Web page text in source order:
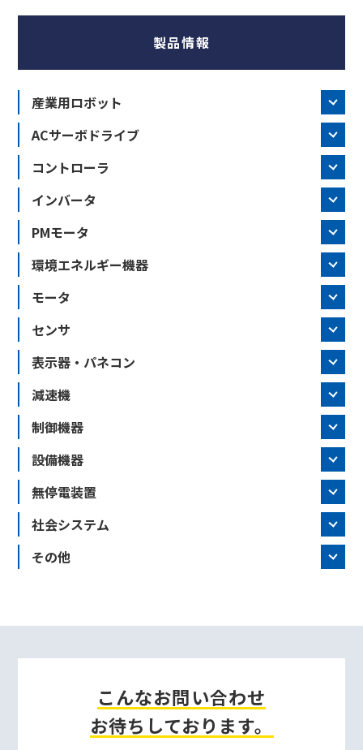
製品情報
産業用ロボット
ACサーボドライブ
コントローラ
インバータ
PMモータ
環境エネルギー機器
モータ
センサ
表示器・パネコン
減速機
制御機器
設備機器
無停電装置
社会システム
その他
こんなお問い合わせ
お待ちしております。